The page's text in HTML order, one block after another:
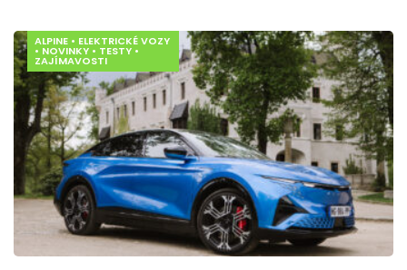
ALPINE • ELEKTRICKÉ VOZY
• NOVINKY • TESTY •
ZAJÍMAVOSTI